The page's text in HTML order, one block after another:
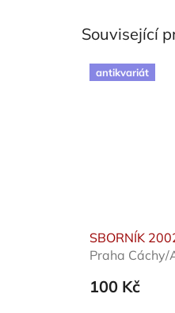
Související
antikvariát
SBORNÍK
Praha Cáchy/
100 Kč